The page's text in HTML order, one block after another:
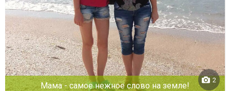
Мама - самое нежное слово на земле!
2